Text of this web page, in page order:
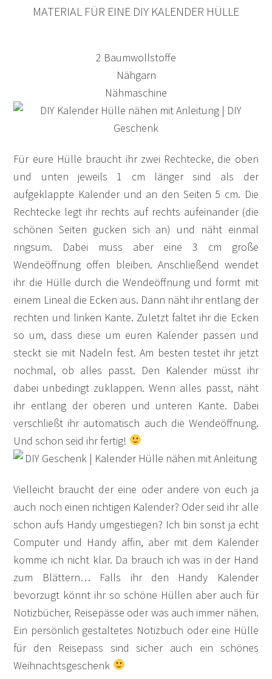
MATERIAL FÜR EINE DIY KALENDER HÜLLE
2 Baumwollstoffe
Nähgarn
Nähmaschine
Für eure Hülle braucht ihr zwei Rechtecke, die oben
und unten jeweils 1 cm länger sind als der
aufgeklappte Kalender und an den Seiten 5 cm. Die
Rechtecke legt ihr rechts auf rechts aufeinander (die
schönen Seiten gucken sich an) und näht einmal
ringsum. Dabei muss aber eine 3 cm große
Wendeöffnung offen bleiben. Anschließend wendet
ihr die Hülle durch die Wendeöffnung und formt mit
einem Lineal die Ecken aus. Dann näht ihr entlang der
rechten und linken Kante. Zuletzt faltet ihr die Ecken
so um, dass diese um euren Kalender passen und
steckt sie mit Nadeln fest. Am besten testet ihr jetzt
nochmal, ob alles passt. Den Kalender müsst ihr
dabei unbedingt zuklappen. Wenn alles passt, näht
ihr entlang der oberen und unteren Kante. Dabei
verschließt ihr automatisch auch die Wendeöffnung.
Und schon seid ihr fertig!
Vielleicht braucht der eine oder andere von euch ja
auch noch einen richtigen Kalender? Oder seid ihr alle
schon aufs Handy umgestiegen? Ich bin sonst ja echt
Computer und Handy affin, aber mit dem Kalender
komme ich nicht klar. Da brauch ich was in der Hand
zum Blättern… Falls ihr den Handy Kalender
bevorzugt könnt ihr so schöne Hüllen aber auch für
Notizbücher, Reisepässe oder was auch immer nähen.
Ein persönlich gestaltetes Notizbuch oder eine Hülle
für den Reisepass sind sicher auch ein schönes
Weihnachtsgeschenk